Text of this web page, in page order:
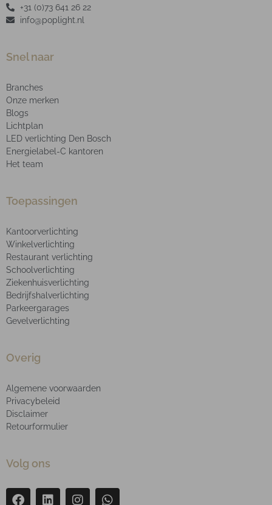
+31 (0)73 641 26 22
info@poplight.nl
Snel naar
Branches
Onze merken
Blogs
Lichtplan
LED verlichting Den Bosch
Energielabel-C kantoren
Het team
Toepassingen
Kantoorverlichting
Winkelverlichting
Restaurant verlichting
Schoolverlichting
Ziekenhuisverlichting
Bedrijfshalverlichting
Parkeergarages
Gevelverlichting
Overig
Algemene voorwaarden
Privacybeleid
Disclaimer
Retourformulier
Volg ons